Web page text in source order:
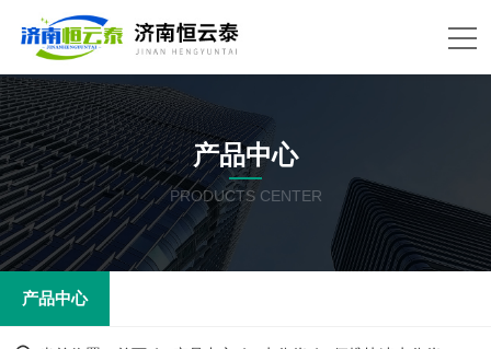
产品中心
PRODUCTS CENTER
产品中心